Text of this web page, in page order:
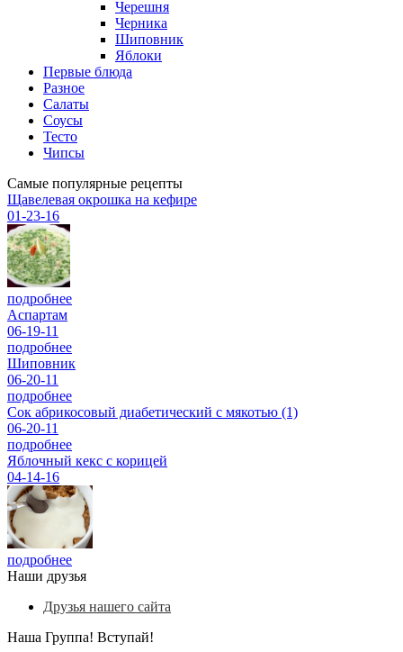
Черешня
Черника
Шиповник
Яблоки
Первые блюда
Разное
Салаты
Соусы
Тесто
Чипсы
Самые популярные рецепты
Щавелевая окрошка на кефире
01-23-16
подробнее
Аспартам
06-19-11
подробнее
Шиповник
06-20-11
подробнее
Сок абрикосовый диабетический с мякотью (1)
06-20-11
подробнее
Яблочный кекс с корицей
04-14-16
подробнее
Наши друзья
Друзья нашего сайта
Наша Группа! Вступай!